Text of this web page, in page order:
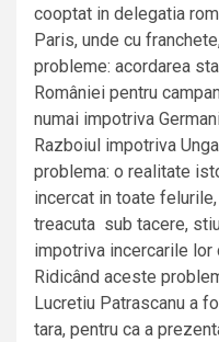
cooptat in delegatia
Paris, unde cu
probleme: acordarea
României pentru
numai impotriva
Razboiul impotriva
problema: o realitate
incercat in toate
treacuta sub tacere,
impotriva incercarile
Ridicând aceste
Lucretiu Patrascanu a
tara, pentru ca a